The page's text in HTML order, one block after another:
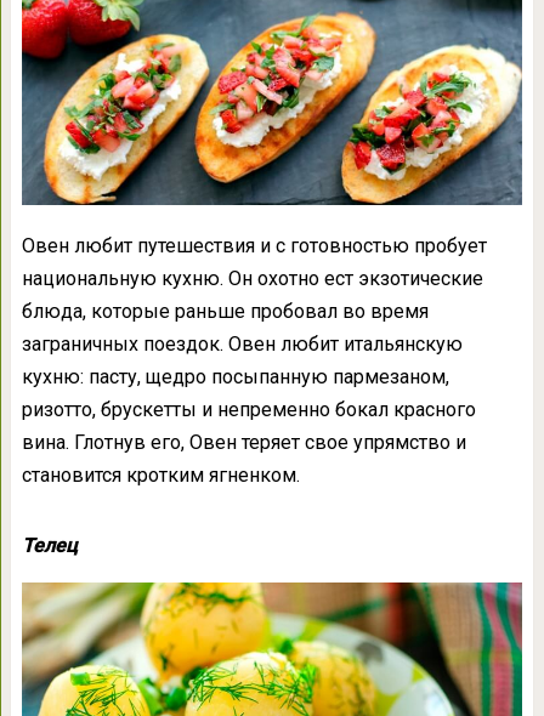
Овен любит путешествия и с готовностью пробует
национальную кухню. Он охотно ест экзотические
блюда, которые раньше пробовал во время
заграничных поездок. Овен любит итальянскую
кухню: пасту, щедро посыпанную пармезаном,
ризотто, брускетты и непременно бокал красного
вина. Глотнув его, Овен теряет свое упрямство и
становится кротким ягненком.
Телец